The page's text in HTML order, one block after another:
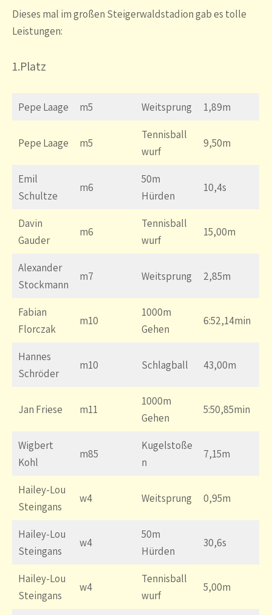
Dieses mal im großen Steigerwaldstadion gab es tolle
Leistungen:
1.Platz
Pepe Laage m5 Weitsprung 1,89m
Pepe Laage m5
Tennisball
wurf
9,50m
Emil
Schultze
m6
50m
Hürden
10,4s
Davin
Gauder
m6
Tennisball
wurf
15,00m
Alexander
Stockmann
m7 Weitsprung 2,85m
Fabian
Florczak
m10
1000m
Gehen
6:52,14min
Hannes
Schröder
m10 Schlagball 43,00m
Jan Friese m11
1000m
Gehen
5:50,85min
Wigbert
Kohl
m85
Kugelstoße
n
7,15m
Hailey-Lou
Steingans
w4 Weitsprung 0,95m
Hailey-Lou
Steingans
w4
50m
Hürden
30,6s
Hailey-Lou
Steingans
w4
Tennisball
wurf
5,00m